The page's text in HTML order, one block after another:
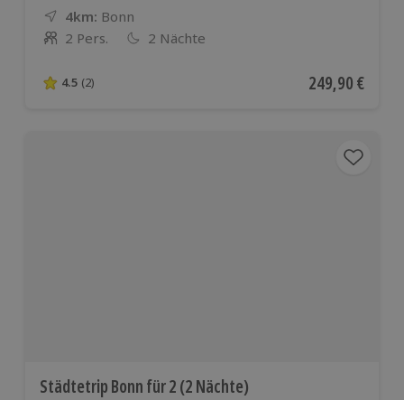
4km: Entfernung
Standort
Bonn
Anzahl der Teilnehmer
2 Pers. 2 Nächte
4.5 von 5 Sternen basierend auf 2 Bewertungen
4.5 (2) Aktueller Preis
249,90 €
Städtetrip Bonn für 2 (2 Nächte)